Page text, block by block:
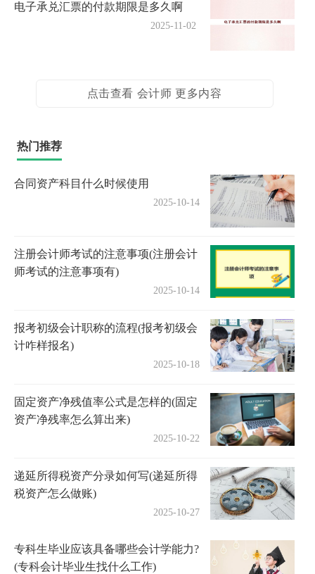
电子承兑汇票的付款期限是多久啊
2025-11-02
点击查看 会计师 更多内容
热门推荐
合同资产科目什么时候使用
2025-10-14
注册会计师考试的注意事项(注册会计
师考试的注意事项有)
2025-10-14
报考初级会计职称的流程(报考初级会
计咋样报名)
2025-10-18
固定资产净残值率公式是怎样的(固定
资产净残率怎么算出来)
2025-10-22
递延所得税资产分录如何写(递延所得
税资产怎么做账)
2025-10-27
专科生毕业应该具备哪些会计学能力?
(专科会计毕业生找什么工作)